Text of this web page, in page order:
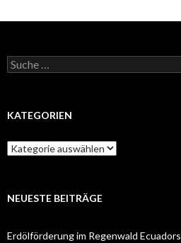
Suche
nach:
KATEGORIEN
Kategorien
NEUESTE BEITRÄGE
Erdölförderung im Regenwald Ecuadors